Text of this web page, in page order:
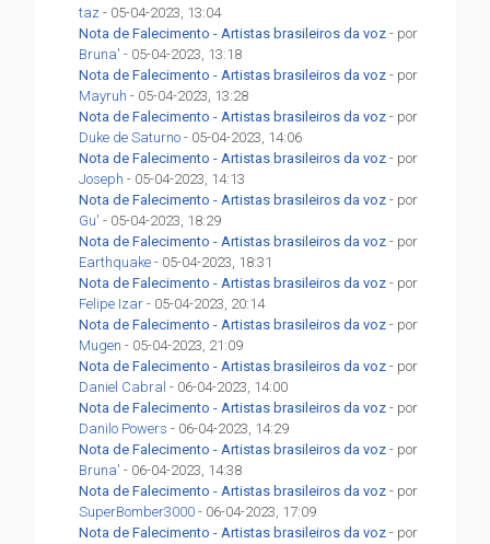
taz - 05-04-2023, 13:04
Nota de Falecimento - Artistas brasileiros da voz - por
Bruna' - 05-04-2023, 13:18
Nota de Falecimento - Artistas brasileiros da voz - por
Mayruh - 05-04-2023, 13:28
Nota de Falecimento - Artistas brasileiros da voz - por
Duke de Saturno - 05-04-2023, 14:06
Nota de Falecimento - Artistas brasileiros da voz - por
Joseph - 05-04-2023, 14:13
Nota de Falecimento - Artistas brasileiros da voz - por
Gu' - 05-04-2023, 18:29
Nota de Falecimento - Artistas brasileiros da voz - por
Earthquake - 05-04-2023, 18:31
Nota de Falecimento - Artistas brasileiros da voz - por
Felipe Izar - 05-04-2023, 20:14
Nota de Falecimento - Artistas brasileiros da voz - por
Mugen - 05-04-2023, 21:09
Nota de Falecimento - Artistas brasileiros da voz - por
Daniel Cabral - 06-04-2023, 14:00
Nota de Falecimento - Artistas brasileiros da voz - por
Danilo Powers - 06-04-2023, 14:29
Nota de Falecimento - Artistas brasileiros da voz - por
Bruna' - 06-04-2023, 14:38
Nota de Falecimento - Artistas brasileiros da voz - por
SuperBomber3000 - 06-04-2023, 17:09
Nota de Falecimento - Artistas brasileiros da voz - por